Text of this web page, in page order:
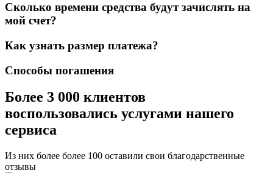
Сколько времени средства будут зачислять на
мой счет?
Как узнать размер платежа?
Способы погашения
Более 3 000 клиентов
воспользовались услугами нашего
сервиса
Из них более более 100 оставили свои благодарственные
отзывы